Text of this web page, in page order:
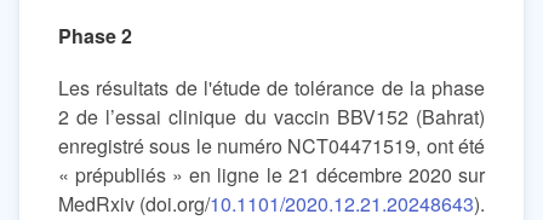
Phase 2
Les résultats de l'étude de tolérance de la phase
2 de l’essai clinique du vaccin BBV152 (Bahrat)
enregistré sous le numéro NCT04471519, ont été
« prépubliés » en ligne le 21 décembre 2020 sur
MedRxiv (doi.org/10.1101/2020.12.21.20248643).